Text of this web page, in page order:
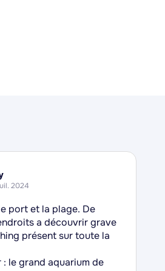
rythme des marées, l'activité du
traditions de la pêche et
2024
port et la plage. De
a découvrir grave
présent sur toute la
: le grand aquarium de